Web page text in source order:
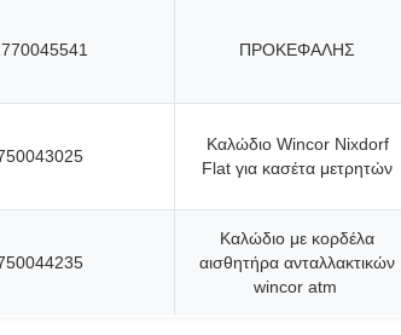
ΠΡΟΚΕΦΑΛΗΣ
Καλώδιο Wincor Nixdorf
Flat για κασέτα μετρητών
Καλώδιο με κορδέλα
αισθητήρα ανταλλακτικών
wincor atm